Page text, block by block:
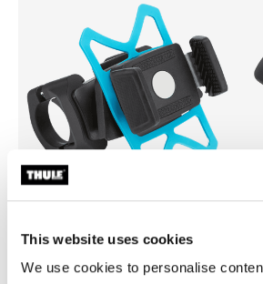
This website uses cookies
We use cookies to personalise
fijación de smartphone para bicicleta clip